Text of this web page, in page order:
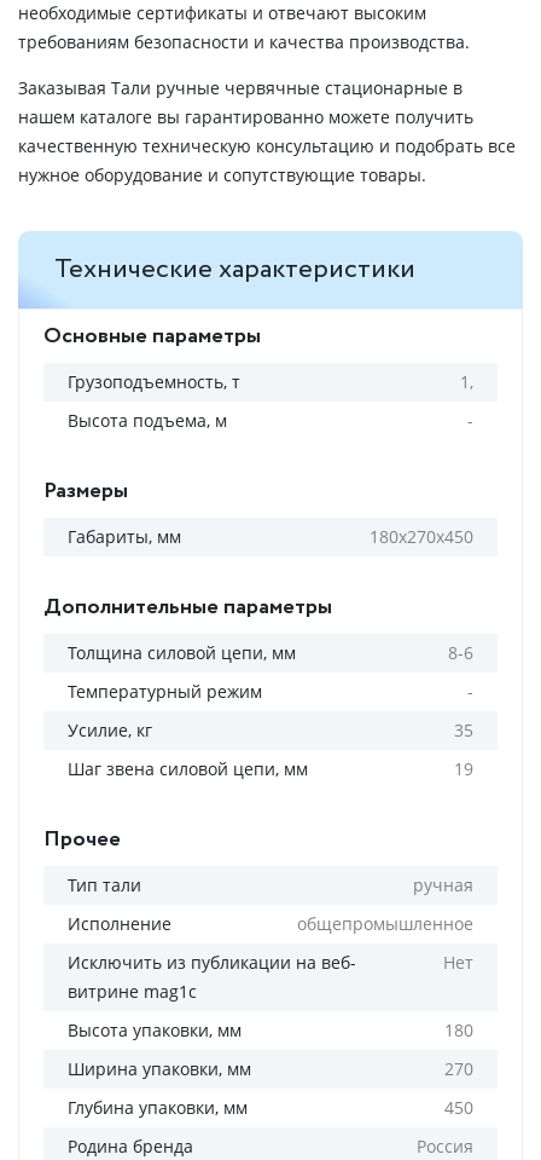
необходимые сертификаты и отвечают высоким
требованиям безопасности и качества производства.
Заказывая Тали ручные червячные стационарные в
нашем каталоге вы гарантированно можете получить
качественную техническую консультацию и подобрать все
нужное оборудование и сопутствующие товары.
Технические характеристики
Основные параметры
Грузоподъемность, т
1,
Высота подъема, м
-
Размеры
Габариты, мм 180x270x450
Дополнительные параметры
Толщина силовой цепи, мм
8-6
Температурный режим
-
Усилие, кг
35
Шаг звена силовой цепи, мм
19
Прочее
Тип тали
ручная
Исполнение
общепромышленное
Исключить из публикации на веб-
витрине mag1c
Нет
Высота упаковки, мм
180
Ширина упаковки, мм
270
Глубина упаковки, мм
450
Родина бренда
Россия